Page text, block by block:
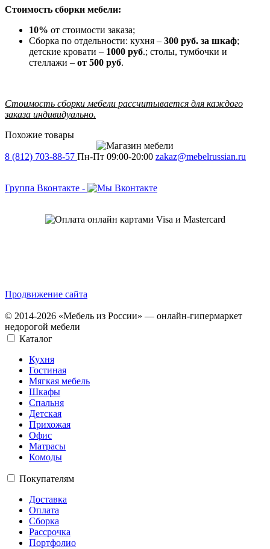
Стоимость сборки мебели:
10% от стоимости заказа;
Сборка по отдельности: кухня – 300 руб. за шкаф;
детские кровати – 1000 руб.; столы, тумбочки и
стеллажи – от 500 руб.
Стоимость сборки мебели рассчитывается для каждого
заказа индивидуально.
Похожие товары
8 (812) 703-88-57 Пн-Пт 09:00-20:00 zakaz@mebelrussian.ru
Группа Вконтакте -
Продвижение сайта
© 2014-2026 «Мебель из России» — онлайн-гипермаркет
недорогой мебели
Каталог
Кухня
Гостиная
Мягкая мебель
Шкафы
Спальня
Детская
Прихожая
Офис
Матрасы
Комоды
Покупателям
Доставка
Оплата
Сборка
Рассрочка
Портфолио